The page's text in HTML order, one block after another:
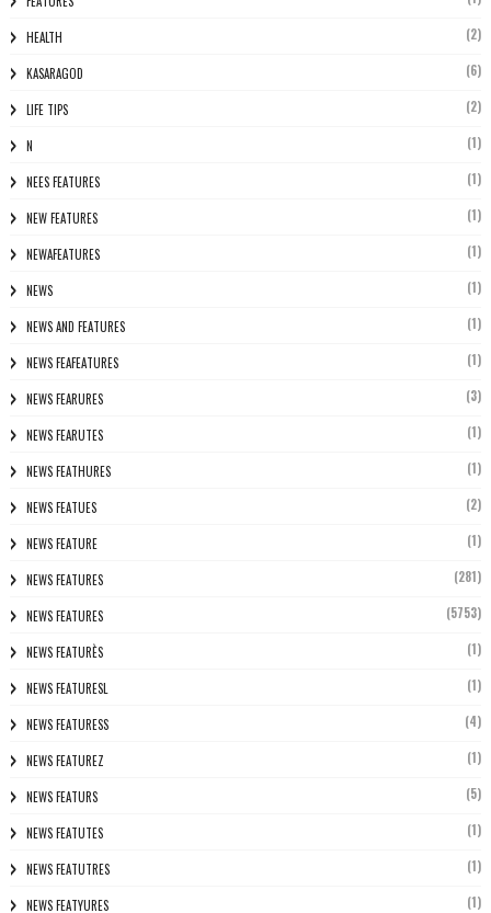
HEALTH (2)
KASARAGOD (6)
LIFE TIPS (2)
N (1)
NEES FEATURES (1)
NEW FEATURES (1)
NEWAFEATURES (1)
NEWS (1)
NEWS AND FEATURES (1)
NEWS FEAFEATURES (1)
NEWS FEARURES (3)
NEWS FEARUTES (1)
NEWS FEATHURES (1)
NEWS FEATUES (2)
NEWS FEATURE (1)
NEWS FEATURES (281)
NEWS FEATURES (5753)
NEWS FEATURÈS (1)
NEWS FEATURESL (1)
NEWS FEATURESS (4)
NEWS FEATUREZ (1)
NEWS FEATURS (5)
NEWS FEATUTES (1)
NEWS FEATUTRES (1)
NEWS FEATYURES (1)